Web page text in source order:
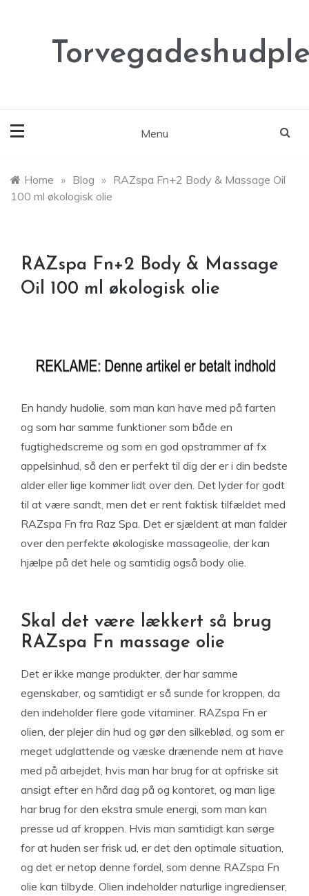
Menu
Home » Blog » RAZspa Fn+2 Body & Massage Oil
100 ml økologisk olie
RAZspa Fn+2 Body & Massage
Oil 100 ml økologisk olie
En handy hudolie, som man kan have med på farten
og som har samme funktioner som både en
fugtighedscreme og som en god opstrammer af fx
appelsinhud, så den er perfekt til dig der er i din bedste
alder eller lige kommer lidt over den. Det lyder for godt
til at være sandt, men det er rent faktisk tilfældet med
RAZspa Fn fra Raz Spa. Det er sjældent at man falder
over den perfekte økologiske massageolie, der kan
hjælpe på det hele og samtidig også body olie.
Skal det være lækkert så brug
RAZspa Fn massage olie
Det er ikke mange produkter, der har samme
egenskaber, og samtidigt er så sunde for kroppen, da
den indeholder flere gode vitaminer. RAZspa Fn er
olien, der plejer din hud og gør den silkeblød, og som er
meget udglattende og væske drænende nem at have
med på arbejdet, hvis man har brug for at opfriske sit
ansigt efter en hård dag på og kontoret, og man lige
har brug for den ekstra smule energi, som man kan
presse ud af kroppen. Hvis man samtidigt kan sørge
for at huden ser frisk ud, er det den optimale situation,
og det er netop denne fordel, som denne RAZspa Fn
olie kan tilbyde. Olien indeholder naturlige ingredienser,